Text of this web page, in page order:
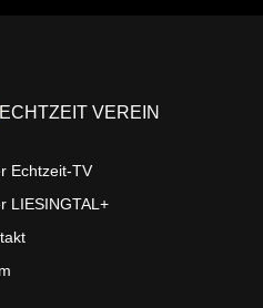
ECHTZEIT VEREIN
Echtzeit-TV
LIESINGTAL+